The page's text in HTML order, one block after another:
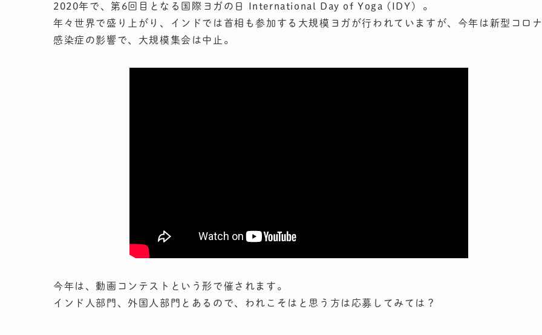
2020年で、第6回目となる国際ヨガの日 International Day of Yoga (IDY) 。
年々世界で盛り上がり、インドでは首相も参加する大規模ヨガが行われていますが、今年は新型コロナ
感染症の影響で、大規模集会は中止。
今年は、動画コンテストという形で催されます。
インド人部門、外国人部門とあるので、われこそはと思う方は応募してみては？